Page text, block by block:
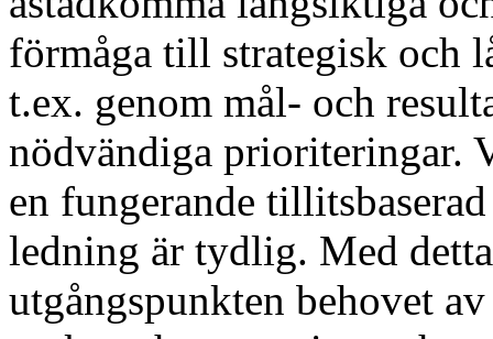
förmåga till strategisk och
t.ex. genom mål- och
nödvändiga prioriteringar.
en fungerande
ledning är tydlig. Med
utgångspunkten behovet